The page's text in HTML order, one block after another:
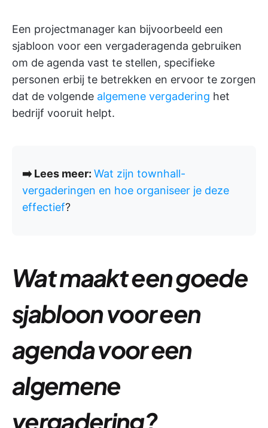
Een projectmanager kan bijvoorbeeld een
sjabloon voor een vergaderagenda gebruiken
om de agenda vast te stellen, specifieke
personen erbij te betrekken en ervoor te zorgen
dat de volgende algemene vergadering het
bedrijf vooruit helpt.
➡️ Lees meer: Wat zijn townhall-
vergaderingen en hoe organiseer je deze
effectief?
Wat maakt een goede
sjabloon voor een
agenda voor een
algemene
vergadering?